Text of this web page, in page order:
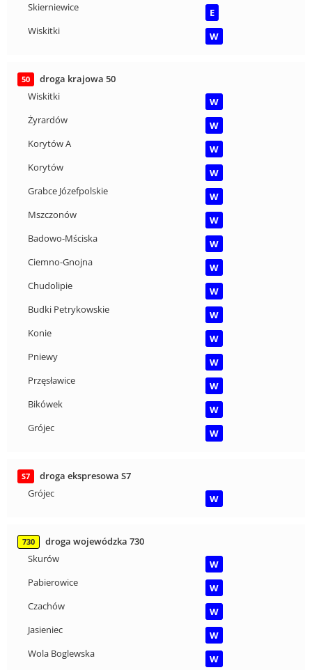
Skierniewice
E
Wiskitki
W
50
droga krajowa 50
Wiskitki
W
Żyrardów
W
Korytów A
W
Korytów
W
Grabce Józefpolskie
W
Mszczonów
W
Badowo-Mściska
W
Ciemno-Gnojna
W
Chudolipie
W
Budki Petrykowskie
W
Konie
W
Pniewy
W
Przęsławice
W
Bikówek
W
Grójec
W
S7
droga ekspresowa S7
Grójec
W
730
droga wojewódzka 730
Skurów
W
Pabierowice
W
Czachów
W
Jasieniec
W
Wola Boglewska
W